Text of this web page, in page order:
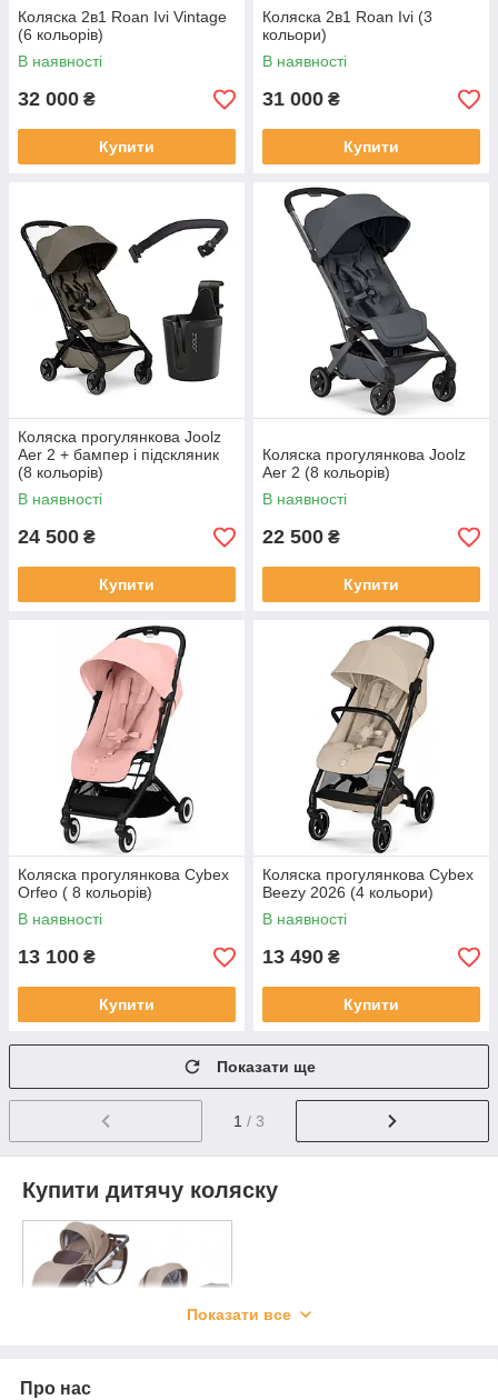
Коляска 2в1 Roan Ivi Vintage
(6 кольорів)
В наявності
32 000 ₴
Купити
Коляска 2в1 Roan Ivi (3
кольори)
В наявності
31 000 ₴
Купити
Коляска прогулянкова Joolz
Aer 2 + бампер і підскляник
(8 кольорів)
В наявності
24 500 ₴
Купити
Коляска прогулянкова Joolz
Aer 2 (8 кольорів)
В наявності
22 500 ₴
Купити
Коляска прогулянкова Cybex
Orfeo ( 8 кольорів)
В наявності
13 100 ₴
Купити
Коляска прогулянкова Cybex
Beezy 2026 (4 кольори)
В наявності
13 490 ₴
Купити
Показати ще
1 / 3
Купити дитячу коляску
Показати все
Про нас